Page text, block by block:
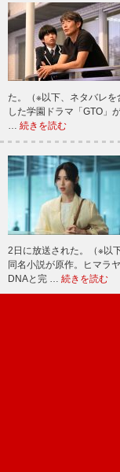
た。（※以下、ネタバレ
した学園ドラマ「GTO」
… 続きを読む
2日に放送された。（※以
同名小説が原作。ヒマラ
DNAと完 … 続きを読む